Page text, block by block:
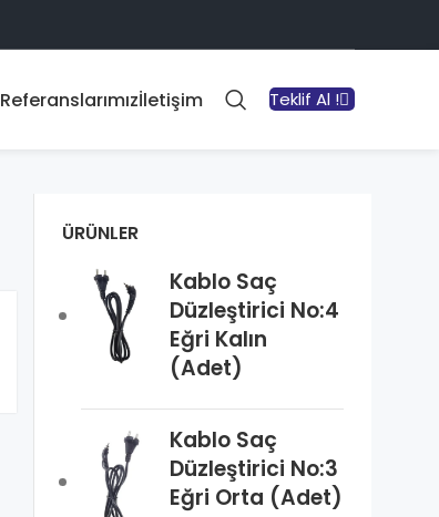
Referanslarımızİletişim Teklif Al !
ÜRÜNLER
Kablo Saç
Düzleştirici No:4
Eğri Kalın
(Adet)
Kablo Saç
Düzleştirici No:3
Eğri Orta (Adet)